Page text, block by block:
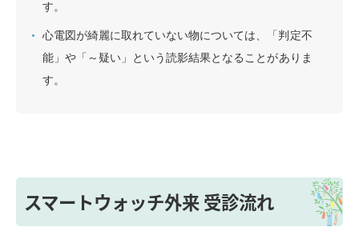
す。
心電図が綺麗に取れていない物については、「判定不
能」や「～疑い」という読影結果となることがありま
す。
スマートウォッチ外来 受診流れ